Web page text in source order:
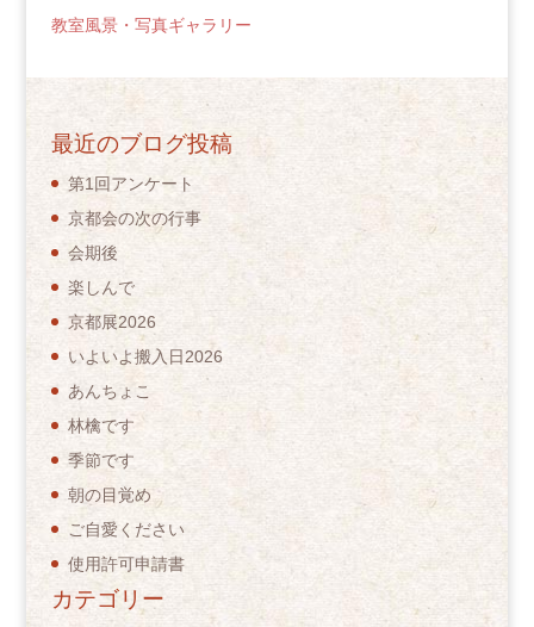
教室風景・写真ギャラリー
最近のブログ投稿
第1回アンケート
京都会の次の行事
会期後
楽しんで
京都展2026
いよいよ搬入日2026
あんちょこ
林檎です
季節です
朝の目覚め
ご自愛ください
使用許可申請書
カテゴリー